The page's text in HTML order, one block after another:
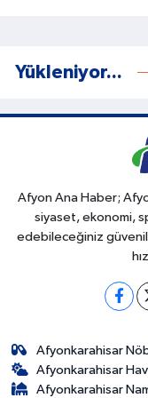
Yükleniyor...
Afyon Ana Haber;
siyaset, ekonomi,
edebileceğiniz
Afyonkarahisar
Afyonkarahisar
Afyonkarahisar